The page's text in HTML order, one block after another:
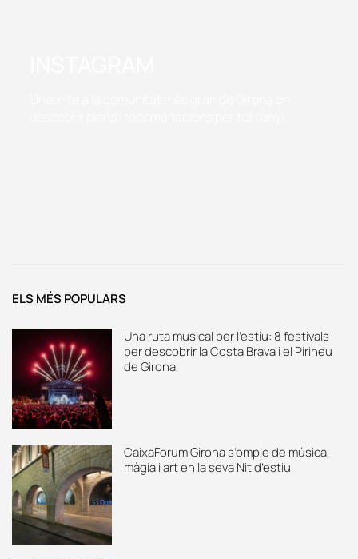
ELS MÉS POPULARS
Una ruta musical per l’estiu: 8 festivals
per descobrir la Costa Brava i el Pirineu
de Girona
CaixaForum Girona s’omple de música,
màgia i art en la seva Nit d’estiu